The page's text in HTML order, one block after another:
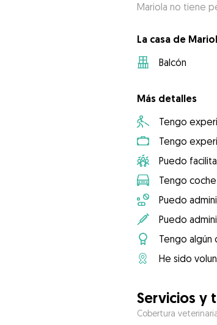
Mariola no tiene
La casa de
Balcón
Más detalles
Tengo
Tengo
Puedo
Tengo
Puedo
Puedo
Tengo algún
He sido
Servicios y
Cobertura